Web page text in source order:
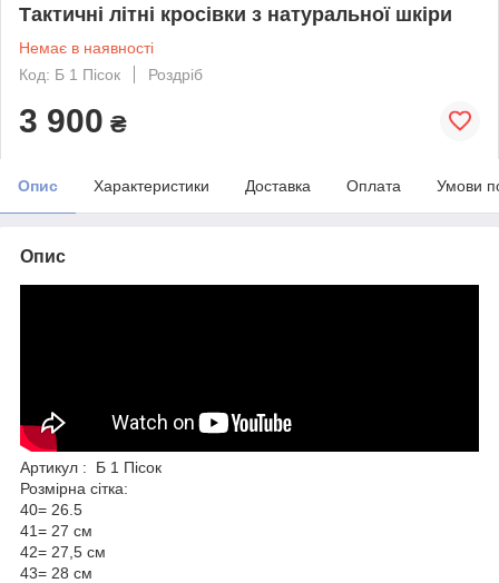
Тактичні літні кросівки з натуральної шкіри
Немає в наявності
Код: Б 1 Пісок
Роздріб
3 900 ₴
Опис Характеристики Доставка Оплата Умови
Опис
Артикул : Б 1 Пісок
Розмірна сітка:
40= 26.5
41= 27 см
42= 27,5 см
43= 28 см